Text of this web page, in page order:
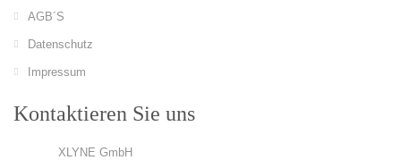
AGB´S
Datenschutz
Impressum
Kontaktieren Sie uns
XLYNE GmbH